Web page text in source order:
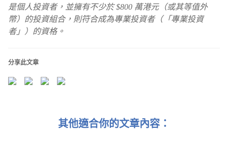
是個人投資者，並擁有不少於 $800 萬港元（或其等值外
幣）的投資組合，則符合成為專業投資者（「專業投資
者」）的資格。
分享此文章
其他適合你的文章內容：